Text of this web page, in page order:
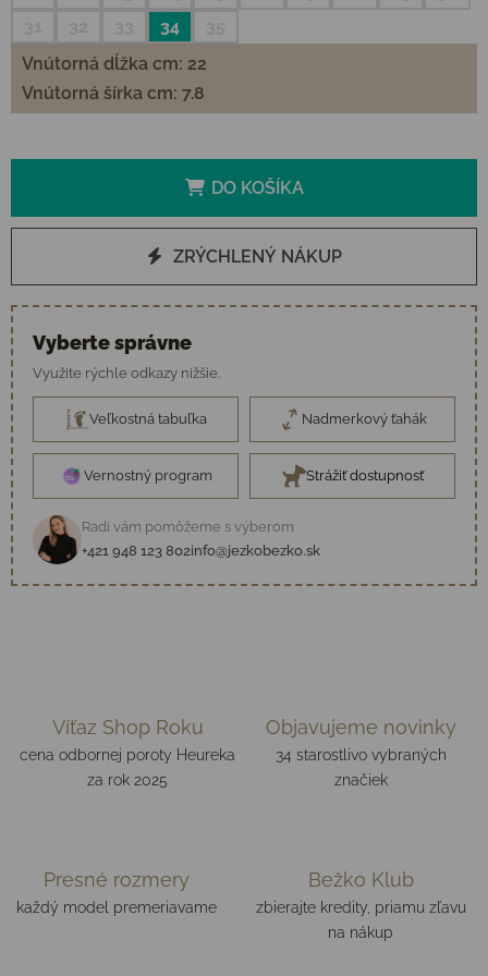
34
Vnútorná dĺžka cm: 22
Vnútorná šírka cm: 7.8
DO KOŠÍKA
ZRÝCHLENÝ NÁKUP
Vyberte správne
Využite rýchle odkazy nižšie.
Veľkostná tabuľka Nadmerkový ťahák
Vernostný program Strážiť dostupnosť
Radi vám pomôžeme s výberom
+421 948 123 802info@jezkobezko.sk
Víťaz Shop Roku
cena odbornej poroty Heureka
za rok 2025
Objavujeme novinky
34 starostlivo vybraných
značiek
Presné rozmery
každý model premeriavame
Bežko Klub
zbierajte kredity, priamu zľavu
na nákup